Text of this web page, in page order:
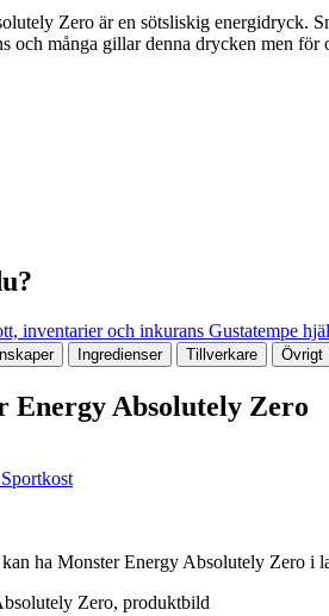
Zero är en sötsliskig energidryck.
och många gillar denna drycken men för
inventarier och inkurans Gustatempe
Ingredienser Tillverkare Övrigt
Energy Absolutely Zero
ha Monster Energy Absolutely Zero i